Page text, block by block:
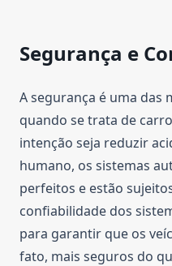
Segurança e
A segurança é uma das
quando se trata de
intenção seja reduzir
humano, os sistemas
perfeitos e estão
confiabilidade dos
para garantir que os
fato, mais seguros do